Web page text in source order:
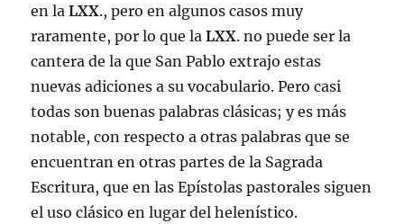
en laLXX., pero en algunos casos muy
raramente, por lo que laLXX. no puede ser la
cantera de la que San Pablo extrajo estas
nuevas adiciones a su vocabulario. Pero casi
todas son buenas palabras clásicas; y es más
notable, con respecto a otras palabras que se
encuentran en otras partes de la Sagrada
Escritura, que en las Epístolas pastorales siguen
el uso clásico en lugar del helenístico.